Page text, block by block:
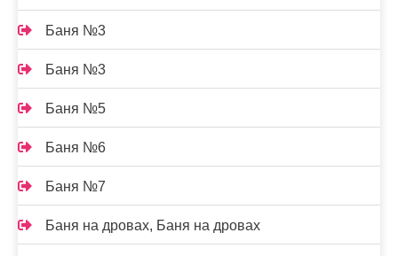
Баня №3
Баня №3
Баня №5
Баня №6
Баня №7
Баня на дровах, Баня на дровах